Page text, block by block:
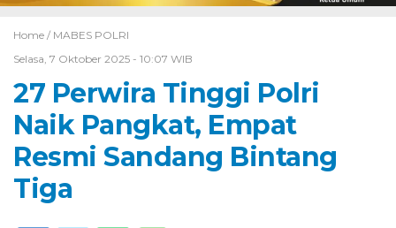
Home / MABES POLRI
Selasa, 7 Oktober 2025 - 10:07 WIB
27 Perwira Tinggi Polri
Naik Pangkat, Empat
Resmi Sandang Bintang
Tiga